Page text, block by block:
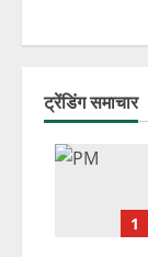
ट्रेंडिंग समाचार
1